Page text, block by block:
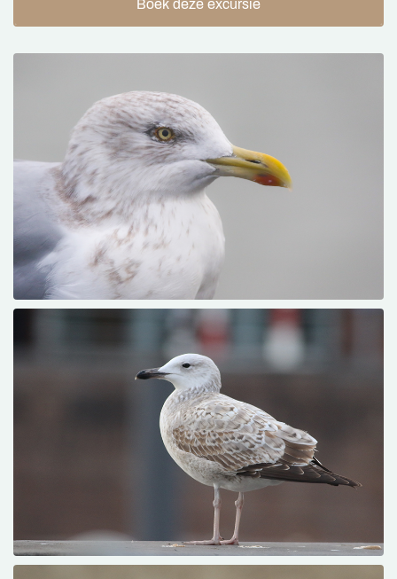
Boek deze excursie